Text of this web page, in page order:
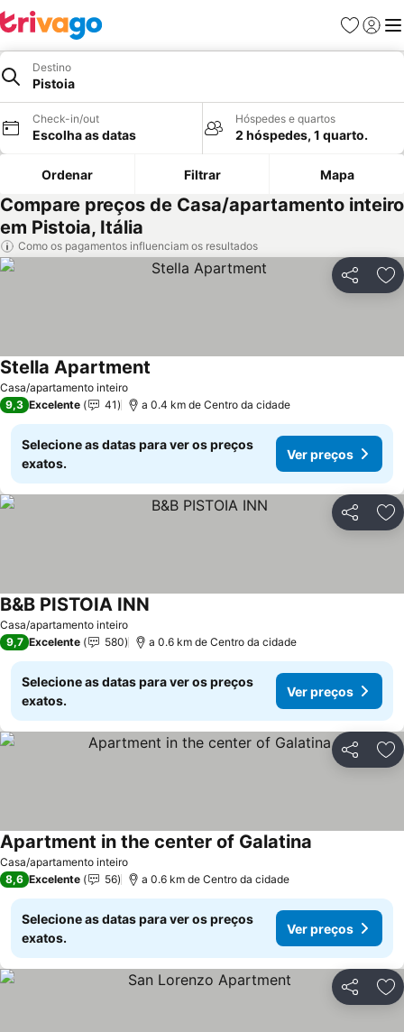
Favoritos
Iniciar
Destino
Pistoia
Check-in/out
Escolha as datas
Hóspedes e quartos
2 hóspedes, 1 quarto.
Ordenar Filtrar Mapa
Compare preços de Casa/apartamento inteiro
em Pistoia, Itália
Como os pagamentos influenciam os resultados
Partilhar
Casa/apartamento inteiro
Stella Apartment
9,3 Excelente 41 a 0.4 km de Centro da cidade
Selecione as datas para ver os preços
exatos.
Ver preços
Partilhar
Casa/apartamento inteiro
B&B PISTOIA INN
9,7 Excelente 580 a 0.6 km de Centro da cidade
Selecione as datas para ver os preços
exatos.
Ver preços
Partilhar
Casa/apartamento inteiro
Apartment in the center of Galatina
8,6 Excelente 56 a 0.6 km de Centro da cidade
Selecione as datas para ver os preços
exatos.
Ver preços
Partilhar